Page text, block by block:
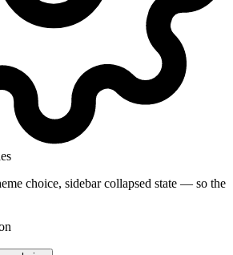
choice, sidebar collapsed state — so the